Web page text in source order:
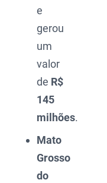
e
gerou
um
valor
de R$
145
milhões.
Mato
Grosso
do